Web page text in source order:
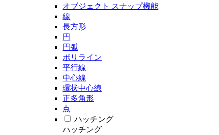
オブジェクト スナップ機能
線
長方形
円
円弧
ポリライン
平行線
中心線
環状中心線
正多角形
点
ハッチング
ハッチング